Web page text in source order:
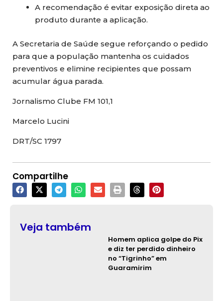
A recomendação é evitar exposição direta ao
produto durante a aplicação.
A Secretaria de Saúde segue reforçando o pedido
para que a população mantenha os cuidados
preventivos e elimine recipientes que possam
acumular água parada.
Jornalismo Clube FM 101,1
Marcelo Lucini
DRT/SC 1797
Compartilhe
Veja também
Homem aplica golpe do Pix
e diz ter perdido dinheiro
no “Tigrinho” em
Guaramirim